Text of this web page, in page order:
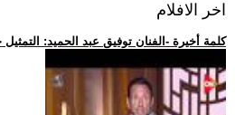
اخر الافلام
.. كلمة أخيرة -الفنان توفيق عبد الحميد: